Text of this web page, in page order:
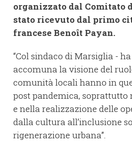
organizzato dal Comitato
stato ricevuto dal primo
francese Benoît Payan.
“Col sindaco di Marsiglia -
accomuna la visione del
comunità locali hanno in
post pandemica, soprattutto
e nella realizzazione delle
dalla cultura all’inclusione
rigenerazione urbana”.